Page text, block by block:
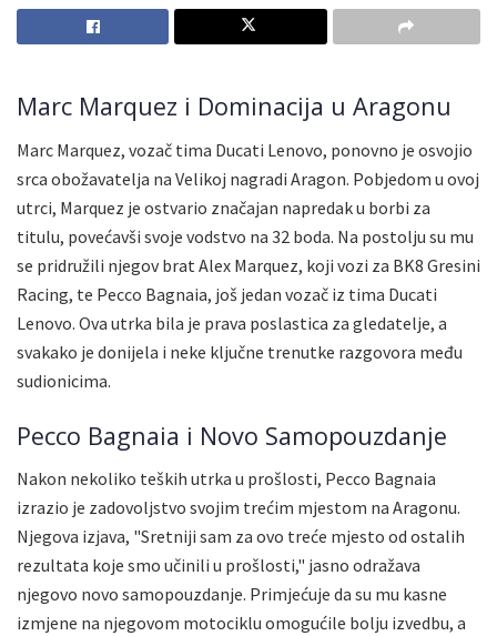
Marc Marquez i Dominacija u Aragonu
Marc Marquez, vozač tima Ducati Lenovo, ponovno je osvojio
srca obožavatelja na Velikoj nagradi Aragon. Pobjedom u ovoj
utrci, Marquez je ostvario značajan napredak u borbi za
titulu, povećavši svoje vodstvo na 32 boda. Na postolju su mu
se pridružili njegov brat Alex Marquez, koji vozi za BK8 Gresini
Racing, te Pecco Bagnaia, još jedan vozač iz tima Ducati
Lenovo. Ova utrka bila je prava poslastica za gledatelje, a
svakako je donijela i neke ključne trenutke razgovora među
sudionicima.
Pecco Bagnaia i Novo Samopouzdanje
Nakon nekoliko teških utrka u prošlosti, Pecco Bagnaia
izrazio je zadovoljstvo svojim trećim mjestom na Aragonu.
Njegova izjava, "Sretniji sam za ovo treće mjesto od ostalih
rezultata koje smo učinili u prošlosti," jasno odražava
njegovo novo samopouzdanje. Primjećuje da su mu kasne
izmjene na njegovom motociklu omogućile bolju izvedbu, a